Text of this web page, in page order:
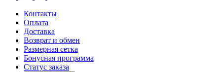
Контакты
Оплата
Доставка
Возврат и обмен
Размерная сетка
Бонусная программа
Статус заказа